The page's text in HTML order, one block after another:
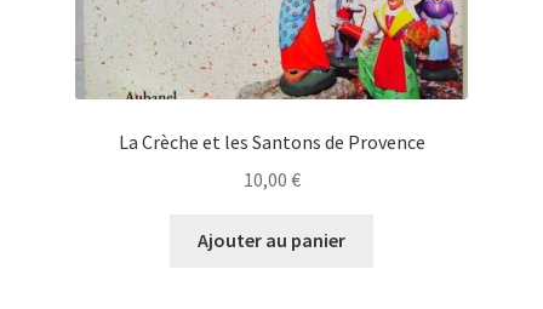
La Crèche et les Santons de Provence
10,00 €
Ajouter au panier